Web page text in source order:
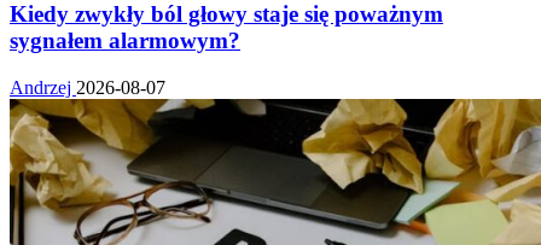
Kiedy zwykły ból głowy staje się poważnym
sygnałem alarmowym?
Andrzej 2026-08-07